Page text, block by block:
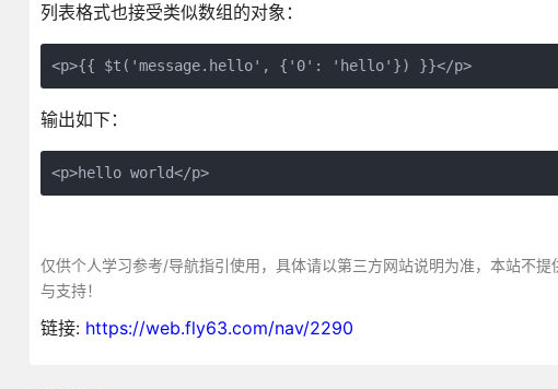
列表格式也接受类似数组的对象：
<p>{{ $t('message.hello', {'0': 'hello'}) }}</p>
输出如下：
<p>hello world</p>
仅供个人学习参考/导航指引使用，具体请以第三方网站说明为准，本站不
与支持！
链接: https://web.fly63.com/nav/2290